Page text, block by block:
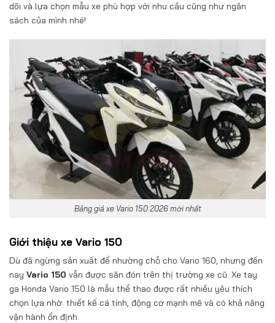
dõi và lựa chọn mẫu xe phù hợp với nhu cầu cũng như ngân
sách của mình nhé!
Bảng giá xe Vario 150 2026 mới nhất
Giới thiệu xe Vario 150
Dù đã ngừng sản xuất để nhường chỗ cho Vario 160, nhưng đến
nay Vario 150 vẫn được săn đón trên thị trường xe cũ. Xe tay
ga Honda Vario 150 là mẫu thể thao được rất nhiều yêu thích
chọn lựa nhờ: thiết kế cá tính, động cơ mạnh mẽ và có khả năng
vận hành ổn định.